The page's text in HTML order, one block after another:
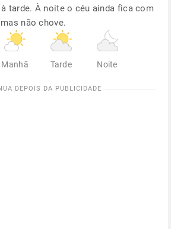
tarde. À noite o céu ainda fica com
não chove.
Manhã Tarde Noite